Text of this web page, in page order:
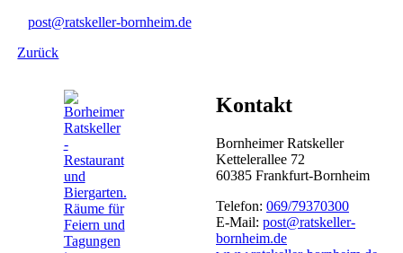
post@ratskeller-bornheim.de
Zurück
Kontakt
Bornheimer Ratskeller
Kettelerallee 72
60385 Frankfurt-Bornheim
Telefon:069/79370300
E-Mail:post@ratskeller-
bornheim.de